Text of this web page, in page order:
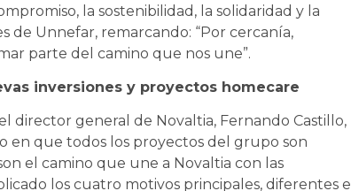
la sostenibilidad, la solidaridad y la
de Unnefar, remarcando: “Por cercanía,
parte del camino que nos une”.
inversiones y proyectos homecare
director general de Novaltia, Fernando Castillo,
en que todos los proyectos del grupo son
el camino que une a Novaltia con las
los cuatro motivos principales, diferentes e